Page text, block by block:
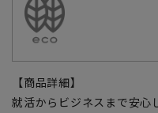
【商品詳細】
就活からビジネスまで安心